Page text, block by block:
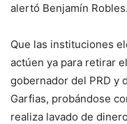
alertó Benjamín Robles.
Que las instituciones
actúen ya para retirar
gobernador del PRD y
Garfias, probándose
realiza lavado de